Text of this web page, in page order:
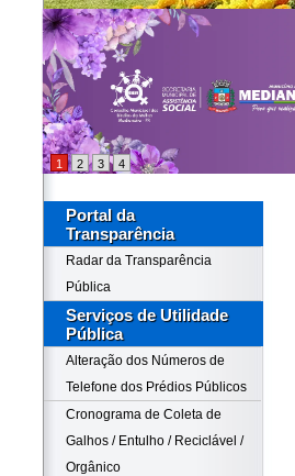
1 2 3 4
Portal da
Transparência
Radar da Transparência
Pública
Serviços de Utilidade
Pública
Alteração dos Números de
Telefone dos Prédios Públicos
Cronograma de Coleta de
Galhos / Entulho / Reciclável /
Orgânico